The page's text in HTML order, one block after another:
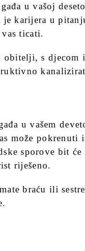
u vašoj
karijera u
ticati.
obitelji, s djecom
u vašem
može pokrenuti
sporove bit će
riješeno.
braću ili